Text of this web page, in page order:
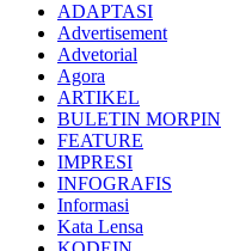
ADAPTASI
Advertisement
Advetorial
Agora
ARTIKEL
BULETIN MORPIN
FEATURE
IMPRESI
INFOGRAFIS
Informasi
Kata Lensa